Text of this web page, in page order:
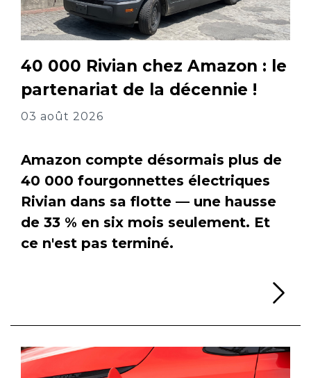
40 000 Rivian chez Amazon : le
partenariat de la décennie !
03 août 2026
Amazon compte désormais plus de
40 000 fourgonnettes électriques
Rivian dans sa flotte — une hausse
de 33 % en six mois seulement. Et
ce n'est pas terminé.